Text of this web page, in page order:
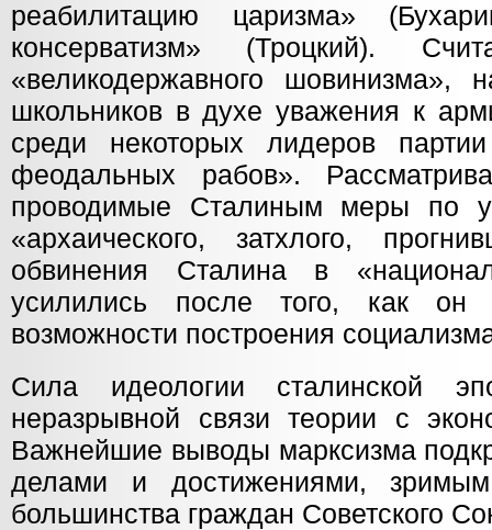
реабилитацию царизма»
консерватизм» (Троцкий).
«великодержавного шовинизма»,
школьников в духе уважения к
среди некоторых лидеров
феодальных рабов».
проводимые Сталиным меры по
«архаического, затхлого,
обвинения Сталина в
усилились после того, как он
возможности построения
Сила идеологии сталинской
неразрывной связи теории с
Важнейшие выводы марксизма
делами и достижениями,
большинства граждан Советского